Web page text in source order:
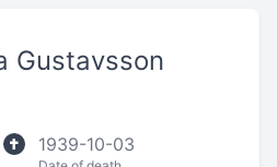
Gustavsson
1939-10-03